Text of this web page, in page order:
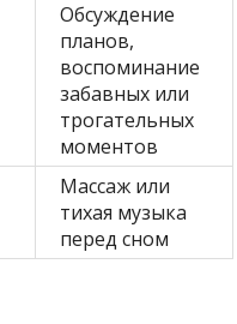
Обсуждение
планов,
воспоминание
забавных или
трогательных
моментов
Массаж или
тихая музыка
перед сном